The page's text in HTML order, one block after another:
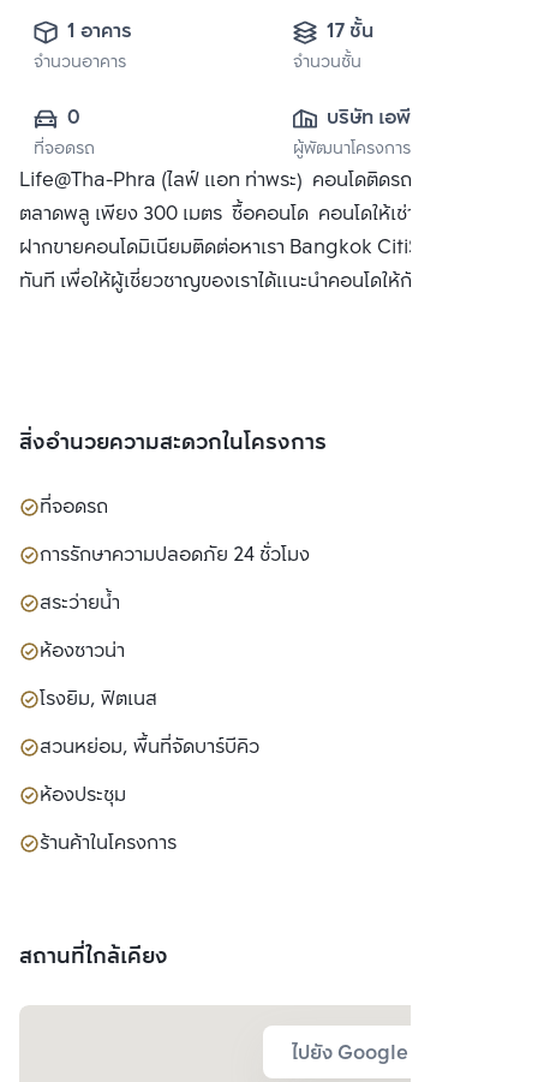
1 อาคาร
จำนวนอาคาร
17 ชั้น
จำนวนชั้น
0
ที่จอดรถ
บริษัท เอพี (ไทย
แลนด์)
จำกัด(มหาชน)
ผู้พัฒนาโครงการ
Life@Tha-Phra (ไลฟ์ แอท ท่าพระ) คอนโดติดรถไฟฟ้า BTS
ตลาดพลู เพียง 300 เมตร ซื้อคอนโด คอนโดให้เช่า พร้อมทั้ง
ฝากขายคอนโดมิเนียมติดต่อหาเรา Bangkok CitiSmart ได้
ทันที เพื่อให้ผู้เชี่ยวชาญของเราได้แนะนำคอนโดให้กับท่าน
สิ่งอำนวยความสะดวกในโครงการ
ที่จอดรถ
การรักษาความปลอดภัย 24 ชั่วโมง
สระว่ายน้ำ
ห้องซาวน่า
โรงยิม, ฟิตเนส
สวนหย่อม, พื้นที่จัดบาร์บีคิว
ห้องประชุม
ร้านค้าในโครงการ
สถานที่ใกล้เคียง
ไปยัง Google Map